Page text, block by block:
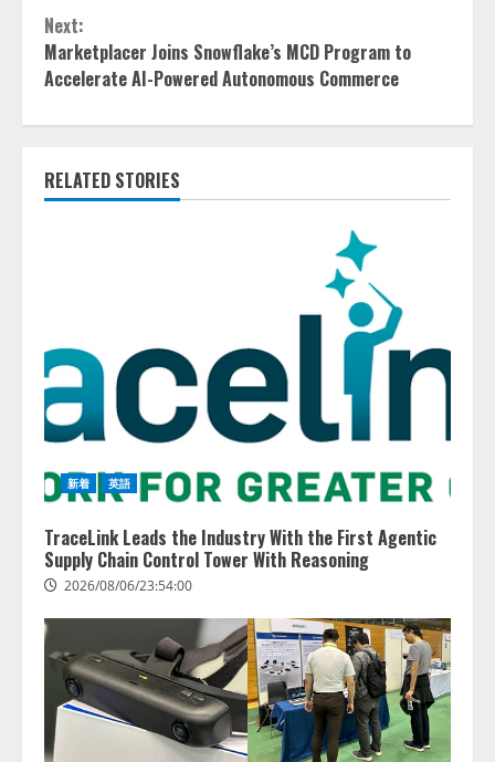
Next:
Marketplacer Joins Snowflake’s MCD Program to
Accelerate AI-Powered Autonomous Commerce
RELATED STORIES
新着 英語
TraceLink Leads the Industry With the First Agentic
Supply Chain Control Tower With Reasoning
2026/08/06/23:54:00